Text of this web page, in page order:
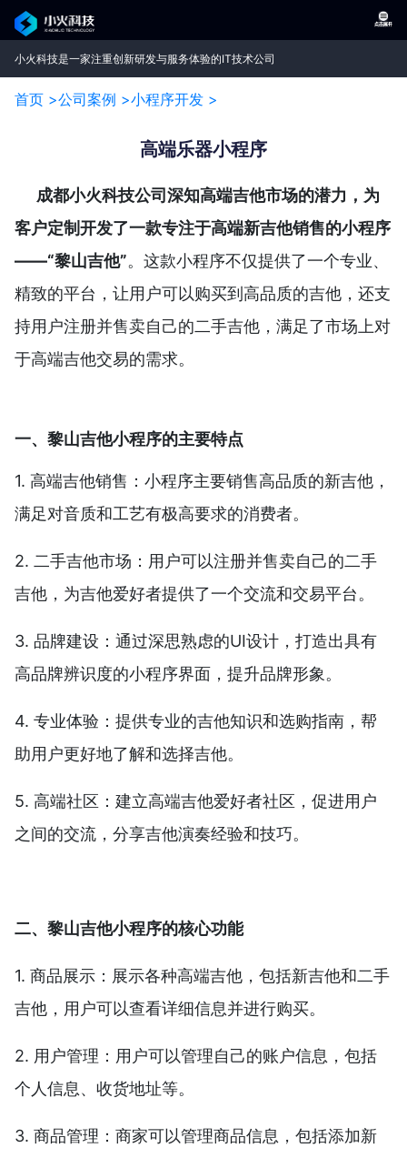
小火科技是一家注重创新研发与服务体验的IT技术公司
首页 >公司案例 >小程序开发 >
高端乐器小程序
成都小火科技公司深知高端吉他市场的潜力，为
客户定制开发了一款专注于高端新吉他销售的小程序
——“黎山吉他”。这款小程序不仅提供了一个专业、
精致的平台，让用户可以购买到高品质的吉他，还支
持用户注册并售卖自己的二手吉他，满足了市场上对
于高端吉他交易的需求。
一、黎山吉他小程序的主要特点
1. 高端吉他销售：小程序主要销售高品质的新吉他，
满足对音质和工艺有极高要求的消费者。
2. 二手吉他市场：用户可以注册并售卖自己的二手
吉他，为吉他爱好者提供了一个交流和交易平台。
3. 品牌建设：通过深思熟虑的UI设计，打造出具有
高品牌辨识度的小程序界面，提升品牌形象。
4. 专业体验：提供专业的吉他知识和选购指南，帮
助用户更好地了解和选择吉他。
5. 高端社区：建立高端吉他爱好者社区，促进用户
之间的交流，分享吉他演奏经验和技巧。
二、黎山吉他小程序的核心功能
1. 商品展示：展示各种高端吉他，包括新吉他和二手
吉他，用户可以查看详细信息并进行购买。
2. 用户管理：用户可以管理自己的账户信息，包括
个人信息、收货地址等。
3. 商品管理：商家可以管理商品信息，包括添加新